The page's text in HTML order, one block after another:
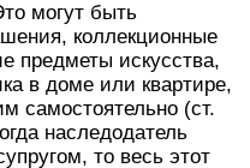
могут быть
коллекционные
предметы искусства,
в доме или квартире,
самостоятельно (ст.
наследодатель
то весь этот